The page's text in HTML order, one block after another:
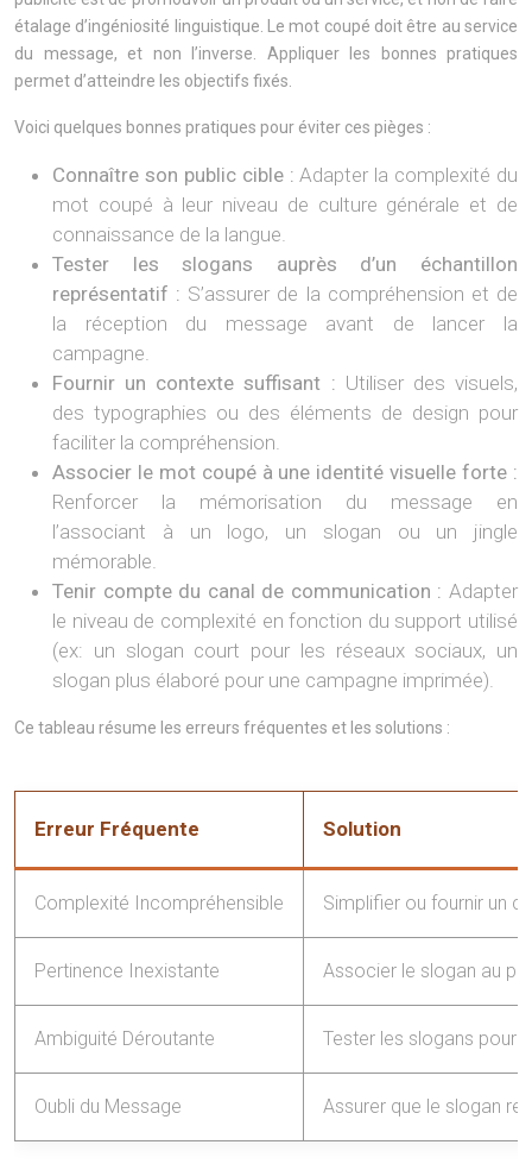
étalage d’ingéniosité linguistique. Le mot coupé doit être au service
du message, et non l’inverse. Appliquer les bonnes pratiques
permet d’atteindre les objectifs fixés.
Voici quelques bonnes pratiques pour éviter ces pièges :
Connaître son public cible :Adapter la complexité du
mot coupé à leur niveau de culture générale et de
connaissance de la langue.
Tester les slogans auprès d’un échantillon
représentatif : S’assurer de la compréhension et de
la réception du message avant de lancer la
campagne.
Fournir un contexte suffisant : Utiliser des visuels,
des typographies ou des éléments de design pour
faciliter la compréhension.
Associer le mot coupé à une identité visuelle forte :
Renforcer la mémorisation du message en
l’associant à un logo, un slogan ou un jingle
mémorable.
Tenir compte du canal de communication : Adapter
le niveau de complexité en fonction du support utilisé
(ex: un slogan court pour les réseaux sociaux, un
slogan plus élaboré pour une campagne imprimée).
Ce tableau résume les erreurs fréquentes et les solutions :
Erreur Fréquente Solution
Complexité Incompréhensible Simplifier ou fournir un
Pertinence Inexistante Associer le slogan au
Ambiguité Déroutante Tester les slogans pour
Oubli du Message Assurer que le slogan